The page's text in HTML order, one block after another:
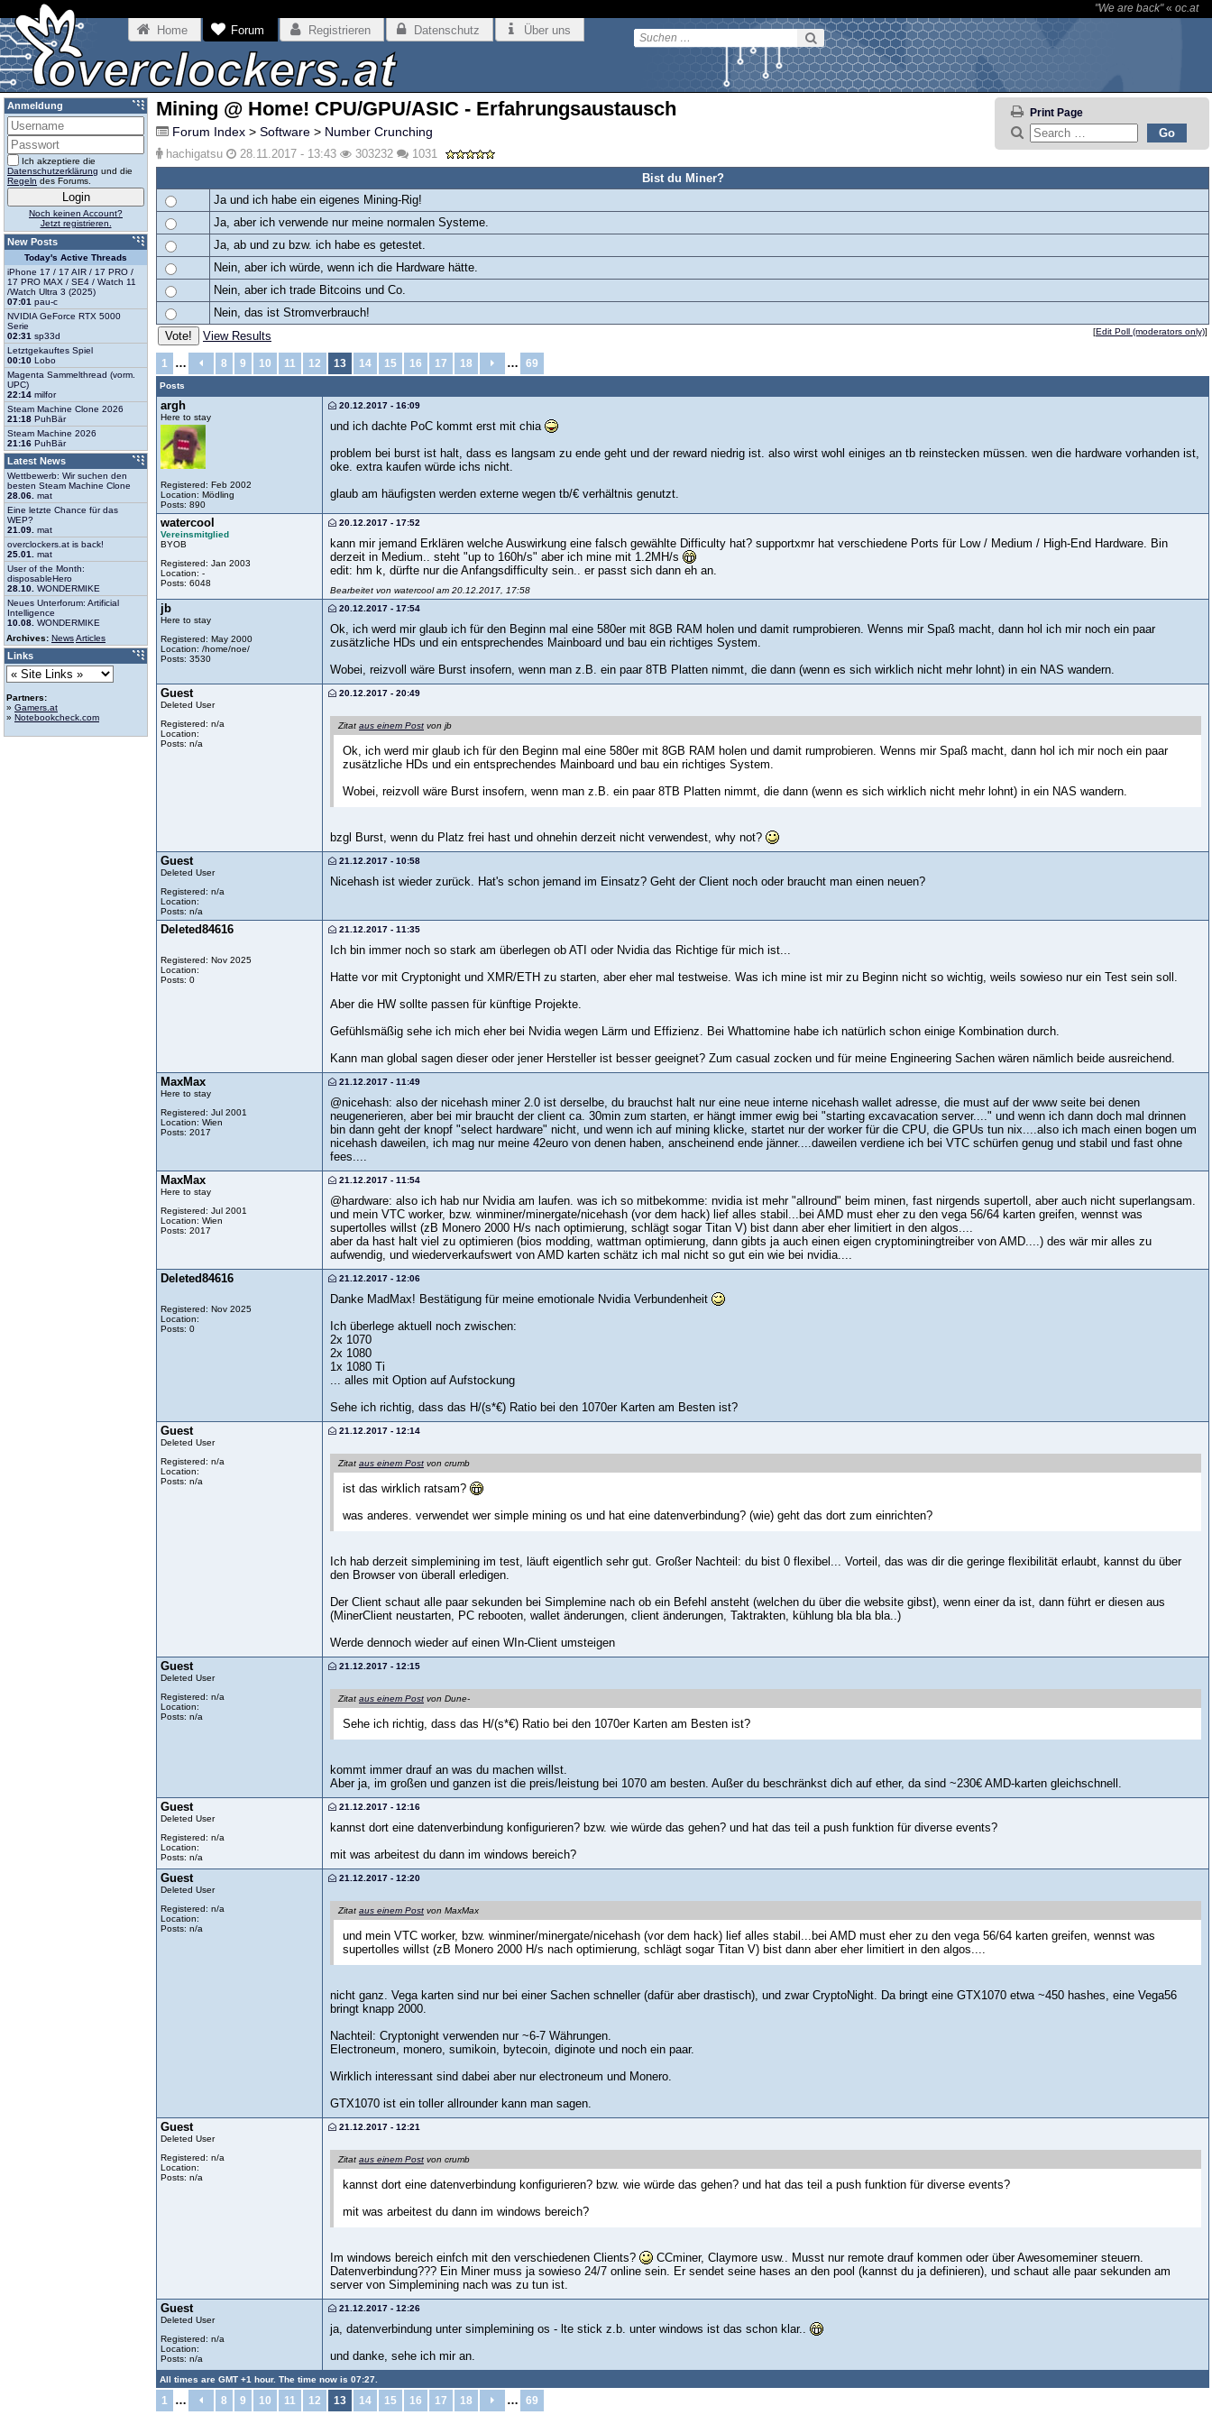
"We are back"« oc.at
Home Forum Registrieren Datenschutz Über uns
Mining @ Home! CPU/GPU/ASIC - Erfahrungsaustausch Print Page
Forum Index > Software > Number Crunching
hachigatsu 28.11.2017 - 13:43 303232
1031
Bist du Miner?
Ja und ich habe ein eigenes Mining-Rig!
Ja, aber ich verwende nur meine normalen Systeme.
Ja, ab und zu bzw. ich habe es getestet.
Nein, aber ich würde, wenn ich die Hardware hätte.
Nein, aber ich trade Bitcoins und Co.
Nein, das ist Stromverbrauch!
View Results
[Edit Poll (moderators only)]
1 … 8 9 10 11 12 13 14 15 16 17 18 … 69
Posts
argh
Here to stay
Registered: Feb 2002
Location: Mödling
Posts: 890
20.12.2017 - 16:09
und ich dachte PoC kommt erst mit chia
problem bei burst ist halt, dass es langsam zu ende geht und der reward niedrig ist. also wirst wohl einiges an tb reinstecken müssen. wen die hardware vorhanden ist,
oke. extra kaufen würde ichs nicht.
glaub am häufigsten werden externe wegen tb/€ verhältnis genutzt.
watercool
Vereinsmitglied
BYOB
Registered: Jan 2003
Location: -
Posts: 6048
20.12.2017 - 17:52
kann mir jemand Erklären welche Auswirkung eine falsch gewählte Difficulty hat? supportxmr hat verschiedene Ports für Low / Medium / High-End Hardware. Bin
derzeit in Medium.. steht "up to 160h/s" aber ich mine mit 1.2MH/s
edit: hm k, dürfte nur die Anfangsdifficulty sein.. er passt sich dann eh an.
Bearbeitet von watercool am 20.12.2017, 17:58
jb
Here to stay
Registered: May 2000
Location: /home/noe/
Posts: 3530
20.12.2017 - 17:54
Ok, ich werd mir glaub ich für den Beginn mal eine 580er mit 8GB RAM holen und damit rumprobieren. Wenns mir Spaß macht, dann hol ich mir noch ein paar
zusätzliche HDs und ein entsprechendes Mainboard und bau ein richtiges System.
Wobei, reizvoll wäre Burst insofern, wenn man z.B. ein paar 8TB Platten nimmt, die dann (wenn es sich wirklich nicht mehr lohnt) in ein NAS wandern.
Guest
Deleted User
Registered: n/a
Location:
Posts: n/a
20.12.2017 - 20:49
Zitat aus einem Post von jb
Ok, ich werd mir glaub ich für den Beginn mal eine 580er mit 8GB RAM holen und damit rumprobieren. Wenns mir Spaß macht, dann hol ich mir noch ein paar
zusätzliche HDs und ein entsprechendes Mainboard und bau ein richtiges System.
Wobei, reizvoll wäre Burst insofern, wenn man z.B. ein paar 8TB Platten nimmt, die dann (wenn es sich wirklich nicht mehr lohnt) in ein NAS wandern.
bzgl Burst, wenn du Platz frei hast und ohnehin derzeit nicht verwendest, why not?
Guest
Deleted User
Registered: n/a
Location:
Posts: n/a
21.12.2017 - 10:58
Nicehash ist wieder zurück. Hat's schon jemand im Einsatz? Geht der Client noch oder braucht man einen neuen?
Deleted84616
Registered: Nov 2025
Location:
Posts: 0
21.12.2017 - 11:35
Ich bin immer noch so stark am überlegen ob ATI oder Nvidia das Richtige für mich ist...
Hatte vor mit Cryptonight und XMR/ETH zu starten, aber eher mal testweise. Was ich mine ist mir zu Beginn nicht so wichtig, weils sowieso nur ein Test sein soll.
Aber die HW sollte passen für künftige Projekte.
Gefühlsmäßig sehe ich mich eher bei Nvidia wegen Lärm und Effizienz. Bei Whattomine habe ich natürlich schon einige Kombination durch.
Kann man global sagen dieser oder jener Hersteller ist besser geeignet? Zum casual zocken und für meine Engineering Sachen wären nämlich beide ausreichend.
MaxMax
Here to stay
Registered: Jul 2001
Location: Wien
Posts: 2017
21.12.2017 - 11:49
@nicehash: also der nicehash miner 2.0 ist derselbe, du brauchst halt nur eine neue interne nicehash wallet adresse, die must auf der www seite bei denen
neugenerieren, aber bei mir braucht der client ca. 30min zum starten, er hängt immer ewig bei "starting excavacation server...." und wenn ich dann doch mal drinnen
bin dann geht der knopf "select hardware" nicht, und wenn ich auf mining klicke, startet nur der worker für die CPU, die GPUs tun nix....also ich mach einen bogen um
nicehash daweilen, ich mag nur meine 42euro von denen haben, anscheinend ende jänner....daweilen verdiene ich bei VTC schürfen genug und stabil und fast ohne
fees....
MaxMax
Here to stay
Registered: Jul 2001
Location: Wien
Posts: 2017
21.12.2017 - 11:54
@hardware: also ich hab nur Nvidia am laufen. was ich so mitbekomme: nvidia ist mehr "allround" beim minen, fast nirgends supertoll, aber auch nicht superlangsam.
und mein VTC worker, bzw. winminer/minergate/nicehash (vor dem hack) lief alles stabil...bei AMD must eher zu den vega 56/64 karten greifen, wennst was
supertolles willst (zB Monero 2000 H/s nach optimierung, schlägt sogar Titan V) bist dann aber eher limitiert in den algos....
aber da hast halt viel zu optimieren (bios modding, wattman optimierung, dann gibts ja auch einen eigen cryptominingtreiber von AMD....) des wär mir alles zu
aufwendig, und wiederverkaufswert von AMD karten schätz ich mal nicht so gut ein wie bei nvidia....
Deleted84616
Registered: Nov 2025
Location:
Posts: 0
21.12.2017 - 12:06
Danke MadMax! Bestätigung für meine emotionale Nvidia Verbundenheit
Ich überlege aktuell noch zwischen:
2x 1070
2x 1080
1x 1080 Ti
... alles mit Option auf Aufstockung
Sehe ich richtig, dass das H/(s*€) Ratio bei den 1070er Karten am Besten ist?
Guest
Deleted User
Registered: n/a
Location:
Posts: n/a
21.12.2017 - 12:14
Zitat aus einem Post von crumb
ist das wirklich ratsam?
was anderes. verwendet wer simple mining os und hat eine datenverbindung? (wie) geht das dort zum einrichten?
Ich hab derzeit simplemining im test, läuft eigentlich sehr gut. Großer Nachteil: du bist 0 flexibel... Vorteil, das was dir die geringe flexibilität erlaubt, kannst du über
den Browser von überall erledigen.
Der Client schaut alle paar sekunden bei Simplemine nach ob ein Befehl ansteht (welchen du über die website gibst), wenn einer da ist, dann führt er diesen aus
(MinerClient neustarten, PC rebooten, wallet änderungen, client änderungen, Taktrakten, kühlung bla bla bla..)
Werde dennoch wieder auf einen WIn-Client umsteigen
Guest
Deleted User
Registered: n/a
Location:
Posts: n/a
21.12.2017 - 12:15
Zitat aus einem Post von Dune-
Sehe ich richtig, dass das H/(s*€) Ratio bei den 1070er Karten am Besten ist?
kommt immer drauf an was du machen willst.
Aber ja, im großen und ganzen ist die preis/leistung bei 1070 am besten. Außer du beschränkst dich auf ether, da sind ~230€ AMD-karten gleichschnell.
Guest
Deleted User
Registered: n/a
Location:
Posts: n/a
21.12.2017 - 12:16
kannst dort eine datenverbindung konfigurieren? bzw. wie würde das gehen? und hat das teil a push funktion für diverse events?
mit was arbeitest du dann im windows bereich?
Guest
Deleted User
Registered: n/a
Location:
Posts: n/a
21.12.2017 - 12:20
Zitat aus einem Post von MaxMax
und mein VTC worker, bzw. winminer/minergate/nicehash (vor dem hack) lief alles stabil...bei AMD must eher zu den vega 56/64 karten greifen, wennst was
supertolles willst (zB Monero 2000 H/s nach optimierung, schlägt sogar Titan V) bist dann aber eher limitiert in den algos....
nicht ganz. Vega karten sind nur bei einer Sachen schneller (dafür aber drastisch), und zwar CryptoNight. Da bringt eine GTX1070 etwa ~450 hashes, eine Vega56
bringt knapp 2000.
Nachteil: Cryptonight verwenden nur ~6-7 Währungen.
Electroneum, monero, sumikoin, bytecoin, diginote und noch ein paar.
Wirklich interessant sind dabei aber nur electroneum und Monero.
GTX1070 ist ein toller allrounder kann man sagen.
Guest
Deleted User
Registered: n/a
Location:
Posts: n/a
21.12.2017 - 12:21
Zitat aus einem Post von crumb
kannst dort eine datenverbindung konfigurieren? bzw. wie würde das gehen? und hat das teil a push funktion für diverse events?
mit was arbeitest du dann im windows bereich?
Im windows bereich einfch mit den verschiedenen Clients?
CCminer, Claymore usw.. Musst nur remote drauf kommen oder über Awesomeminer steuern.
Datenverbindung??? Ein Miner muss ja sowieso 24/7 online sein. Er sendet seine hases an den pool (kannst du ja definieren), und schaut alle paar sekunden am
server von Simplemining nach was zu tun ist.
Guest
Deleted User
Registered: n/a
Location:
Posts: n/a
21.12.2017 - 12:26
ja, datenverbindung unter simplemining os - lte stick z.b. unter windows ist das schon klar..
und danke, sehe ich mir an.
All times are GMT +1 hour. The time now is 07:27.
1 … 8 9 10 11 12 13 14 15 16 17 18 … 69
Anmeldung
Ich akzeptiere die
Datenschutzerklärung und die
Regeln des Forums.
Noch keinen Account?
Jetzt registrieren.
New Posts
Today's Active Threads
iPhone 17 / 17 AIR / 17 PRO /
17 PRO MAX / SE4 / Watch 11
/Watch Ultra 3 (2025)
07:01 pau-c
NVIDIA GeForce RTX 5000
Serie
02:31 sp33d
Letztgekauftes Spiel
00:10 Lobo
Magenta Sammelthread (vorm.
UPC)
22:14 milfor
Steam Machine Clone 2026
21:18 PuhBär
Steam Machine 2026
21:16 PuhBär
Latest News
Wettbewerb: Wir suchen den
besten Steam Machine Clone
28.06. mat
Eine letzte Chance für das
WEP?
21.09. mat
overclockers.at is back!
25.01.
mat
User of the Month:
disposableHero
28.10. WONDERMIKE
Neues Unterforum: Artificial
Intelligence
10.08. WONDERMIKE
Archives: NewsArticles
Links
Partners:
» Gamers.at
» Notebookcheck.com